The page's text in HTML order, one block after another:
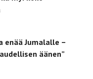
enää Jumalalle –
äänen”